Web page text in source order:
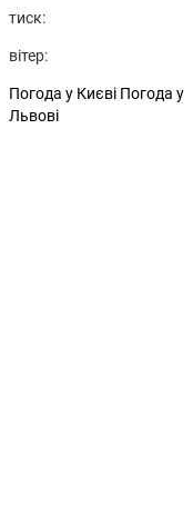
тиск:
вітер:
Погода у Києві Погода у
Львові